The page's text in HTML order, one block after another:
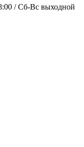
/ Сб-Вс выходной